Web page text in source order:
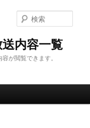
内容一覧
が閲覧できます。
索